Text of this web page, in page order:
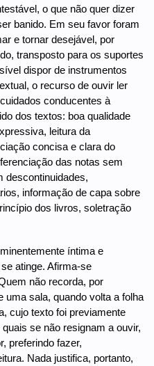
o que não quer dizer
banido. Em seu favor foram
e tornar desejável, por
transposto para os suportes
dispor de instrumentos
o recurso de ouvir ler
conducentes à
dos textos: boa qualidade
leitura da
concisa e clara do
das notas sem
descontinuidades,
informação de capa sobre
dos livros, soletração
íntima e
atinge. Afirma-se
não recorda, por
uma sala, quando volta a folha
cujo texto foi previamente
se não resignam a ouvir,
preferindo fazer,
Nada justifica, portanto,